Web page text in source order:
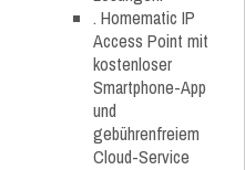
. Homematic IP
Access Point mit
kostenloser
Smartphone-App
und
gebührenfreiem
Cloud-Service